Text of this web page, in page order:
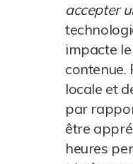
accepter
impacte
contenue.
locale et
par
être
heures